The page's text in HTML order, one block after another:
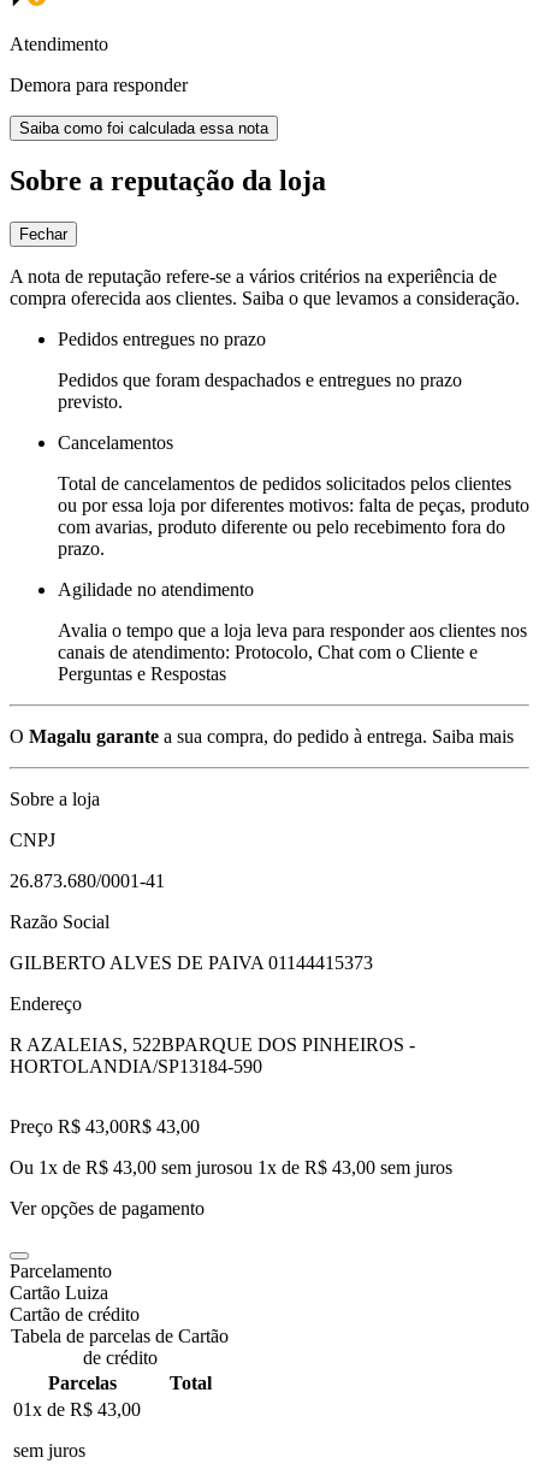
Atendimento
Demora para responder
Saiba como foi calculada essa nota
Sobre a reputação da loja
Fechar
A nota de reputação refere-se a vários critérios na experiência de
compra oferecida aos clientes. Saiba o que levamos a consideração.
Pedidos entregues no prazo
Pedidos que foram despachados e entregues no prazo
previsto.
Cancelamentos
Total de cancelamentos de pedidos solicitados pelos clientes
ou por essa loja por diferentes motivos: falta de peças, produto
com avarias, produto diferente ou pelo recebimento fora do
prazo.
Agilidade no atendimento
Avalia o tempo que a loja leva para responder aos clientes nos
canais de atendimento: Protocolo, Chat com o Cliente e
Perguntas e Respostas
O Magalu garante a sua compra, do pedido à entrega. Saiba mais
Sobre a loja
CNPJ
26.873.680/0001-41
Razão Social
GILBERTO ALVES DE PAIVA 01144415373
Endereço
R AZALEIAS, 522BPARQUE DOS PINHEIROS -
HORTOLANDIA/SP13184-590
Preço R$ 43,00R$ 43,00
Ou 1x de R$ 43,00 sem jurosou 1x de R$ 43,00 sem juros
Ver opções de pagamento
Parcelamento
Cartão Luiza
Cartão de crédito
Tabela de parcelas de Cartão
de crédito
Parcelas
Total
01x de R$ 43,00
sem juros